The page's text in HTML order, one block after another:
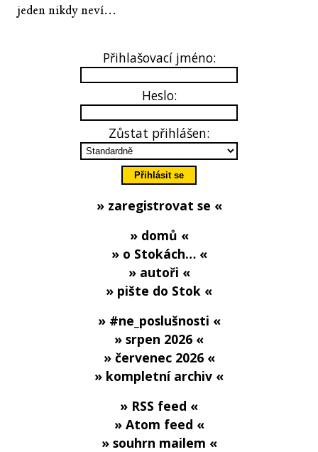
jeden nikdy neví...
Přihlašovací jméno:
Heslo:
Zůstat přihlášen:
» zaregistrovat se «
» domů «
» o Stokách… «
» autoři «
» pište do Stok «
» #ne_poslušnosti «
» srpen 2026 «
» červenec 2026 «
» kompletní archiv «
» RSS feed «
» Atom feed «
» souhrn mailem «